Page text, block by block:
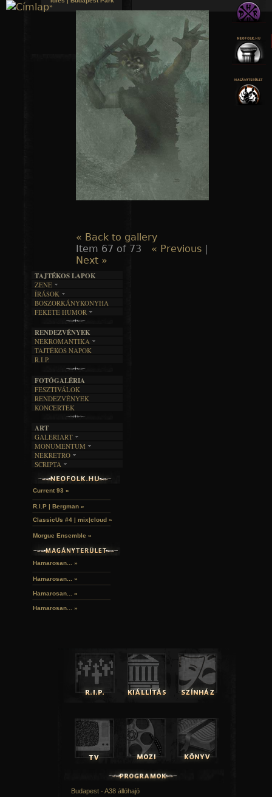
Jump to navigation
« Back to gallery
Item 67 of 73
« Previous
Next »
TAJTÉKOS LAPOK
ZENE
EGYÜTTESEK
INTERJÚK
FORDÍTÁSOK
DALSZÖVEGEK
ÍRÁSOK
IRODALOM
FILM
MŰVÉSZET
ÍRÁSTÖRTÉNET
BOSZORKÁNYKONYHA
FEKETE HUMOR
SZÖVEGES
RENDEZVÉNYEK
NEKROMANTIKA
AKTUÁLIS
A MÚLT
TAJTÉKOS NAPOK
R.I.P.
FOTÓGALÉRIA
FESZTIVÁLOK
RENDEZVÉNYEK
KONCERTEK
ART
GALERIART
ARTGALERI
KÉPREGÉNYEK
LAKÁSKULTS
MONUMENTUM
TEMETŐK
TEMPLOMOK
VÁRAK
HELYEK
NEKRETRO
SZUBKULT
FEKETE LYUK
RELIKVIÁK
SCRIPTA
NOVELLÁK
»
Current 93 »
R.I.P | Bergman »
ClassicUs #4 | mix|cloud »
Morgue Ensemble »
Hamarosan... »
Hamarosan... »
Hamarosan... »
Hamarosan... »
Budapest - A38 állóhajó